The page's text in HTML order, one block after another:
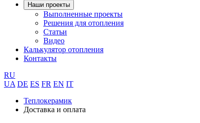
Наши проекты
Выполненные проекты
Решения для отопления
Статьи
Видео
Калькулятор отопления
Контакты
RU
UA DE ES FR EN IT
Теплокерамик
Доставка и оплата